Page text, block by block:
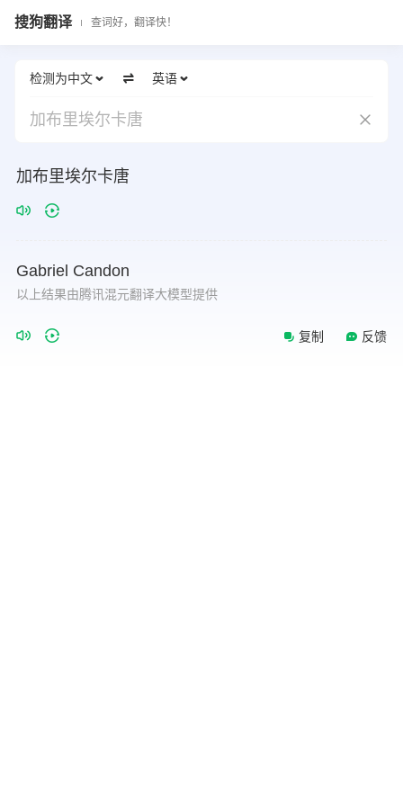
搜狗翻译 查词好，翻译快！
检测为中文 英语
加布里埃尔卡唐
加布里埃尔卡唐
Gabriel Candon
以上结果由腾讯混元翻译大模型提供
复制 反馈